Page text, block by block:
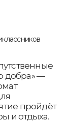
добра» —
пройдёт
и отдыха.